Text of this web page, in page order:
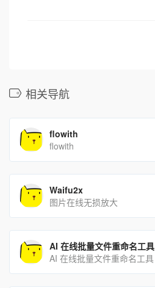
相关导航
flowith
flowith
Waifu2x
图片在线无损放大
AI 在线批量文件重命名工具
AI 在线批量文件重命名工具